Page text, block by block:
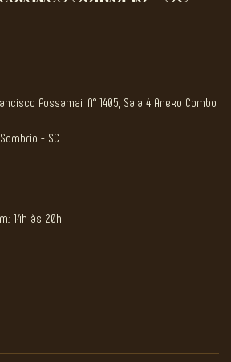
Possamai, N° 1405, Sala 4 Anexo Combo
- SC
14h às 20h